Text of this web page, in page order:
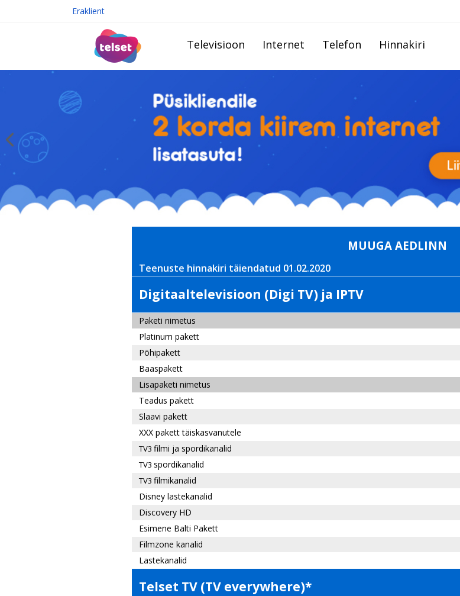
Eraklient
Televisioon Internet Telefon Hinnakiri
MUUGA AEDLINN
Teenuste hinnakiri täiendatud 01.02.2020
Digitaaltelevisioon (Digi TV) ja IPTV
Paketi nimetus
Platinum pakett
Põhipakett
Baaspakett
Lisapaketi nimetus
Teadus pakett
Slaavi pakett
XXX pakett täiskasvanutele
TV3 filmi ja spordikanalid
TV3 spordikanalid
TV3 filmikanalid
Disney lastekanalid
Discovery HD
Esimene Balti Pakett
Filmzone kanalid
Lastekanalid
Telset TV (TV everywhere)*